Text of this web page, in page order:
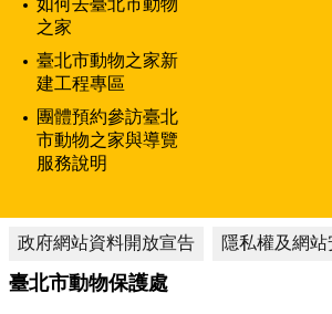
之家
臺北市動物之家新
建工程專區
團體預約參訪臺北
市動物之家與導覽
服務說明
政府網站資料開放宣告 隱私權及網
臺北市動物